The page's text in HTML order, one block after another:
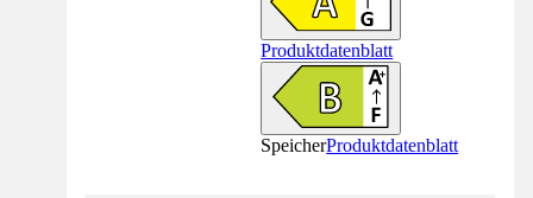
Produktdatenblatt
SpeicherProduktdatenblatt